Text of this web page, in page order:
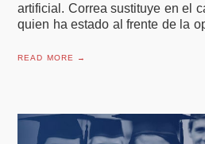
artificial. Correa sustituye en el
quien ha estado al frente de la
READ MORE →